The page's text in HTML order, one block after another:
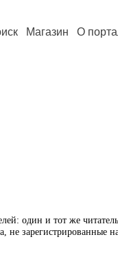
Магазин О
один и тот же
не зарегистрированные